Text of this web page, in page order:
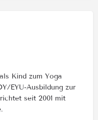
Kind zum Yoga
EYU-Ausbildung zur
seit 2001 mit